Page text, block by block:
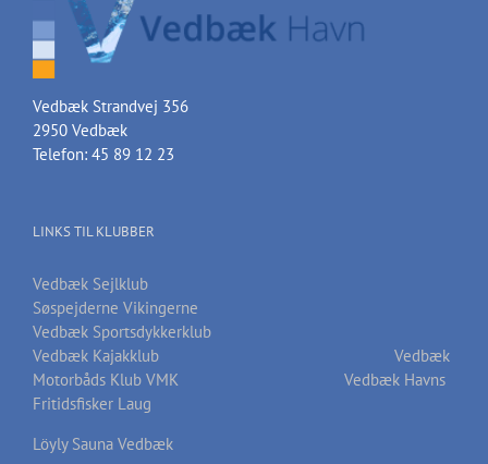
Vedbæk Strandvej 356
2950 Vedbæk
Telefon: 45 89 12 23
LINKS TIL KLUBBER
Vedbæk Sejlklub
Søspejderne Vikingerne
Vedbæk Sportsdykkerklub
Vedbæk Kajakklub
Vedbæk
Motorbåds Klub VMK
Vedbæk Havns
Fritidsfisker Laug
Löyly Sauna Vedbæk